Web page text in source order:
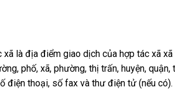
xã là địa điểm giao dịch của hợp tác xã
phố, xã, phường, thị trấn, huyện,
điện thoại, số fax và thư điện tử (nếu có).